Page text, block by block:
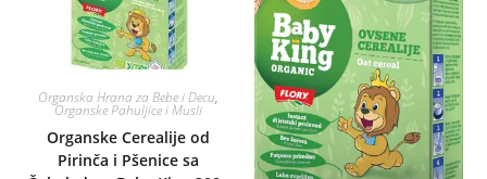
Organska Hrana za Bebe i Decu,
Organske Pahuljice i Musli
Organske Cerealije od
Pirinča i Pšenice sa